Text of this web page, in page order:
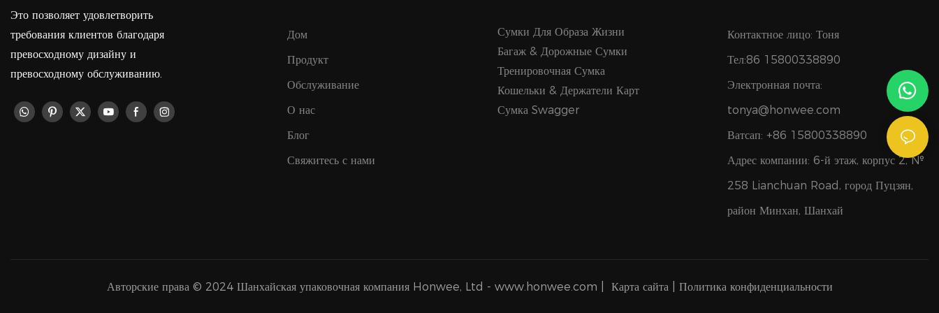
Это позволяет удовлетворить
требования клиентов благодаря
превосходному дизайну и
превосходному обслуживанию.
Дом
Продукт
Обслуживание
О нас
Блог
Свяжитесь с нами
Сумки Для Образа Жизни
Багаж & Дорожные Сумки
Тренировочная Сумка
Кошельки & Держатели Карт
Сумка Swagger
Контактное лицо: Тоня
Тел:86 15800338890
Электронная почта:
tonya@honwee.com
Ватсап: +86 15800338890
Адрес компании: 6-й этаж, корпус 2, №
258 Lianchuan Road, город Пуцзян,
район Минхан, Шанхай
Авторские права © 2024 Шанхайская упаковочная компания Honwee, Ltd - www.honwee.com | Карта сайта Политика конфиденциальности